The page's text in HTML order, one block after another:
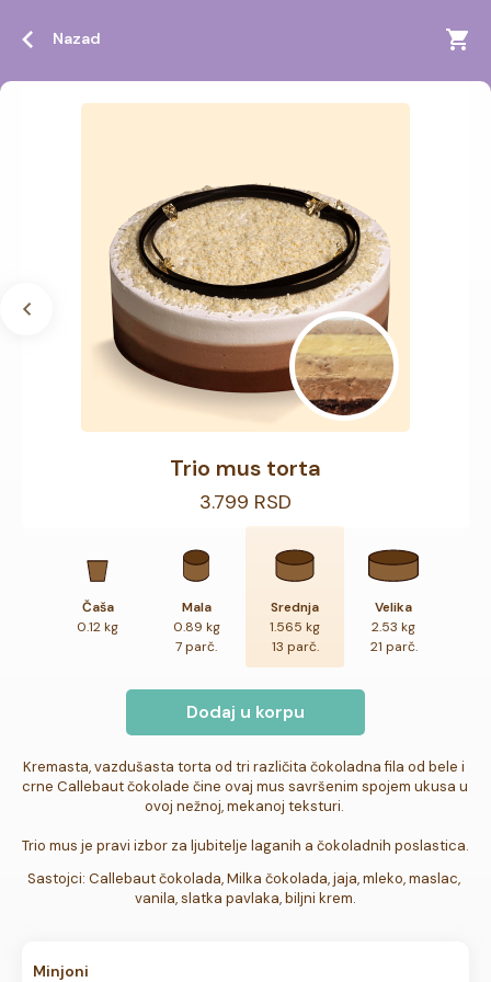
Nazad
Trio mus torta
3.799 RSD
Čaša
0.12 kg
Mala
0.89 kg
7 parč.
Srednja
1.565 kg
13 parč.
Velika
2.53 kg
21 parč.
Dodaj u korpu
Kremasta, vazdušasta torta od tri različita čokoladna fila od bele i
crne Callebaut čokolade čine ovaj mus savršenim spojem ukusa u
ovoj nežnoj, mekanoj teksturi.
Trio mus je pravi izbor za ljubitelje laganih a čokoladnih poslastica.
Sastojci: Callebaut čokolada, Milka čokolada, jaja, mleko, maslac,
vanila, slatka pavlaka, biljni krem.
Minjoni